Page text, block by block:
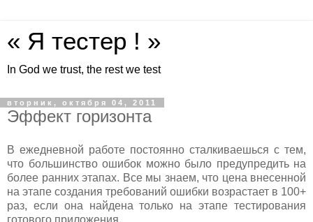
« Я тестер ! »
In God we trust, the rest we test
вторник, октября 04, 2011
Эффект горизонта
В ежедневной работе постоянно сталкиваешься с тем,
что большинство ошибок можно было предупредить на
более ранних этапах. Все мы знаем, что цена внесенной
на этапе создания требований ошибки возрастает в 100+
раз, если она найдена только на этапе тестирования
готового приложения.